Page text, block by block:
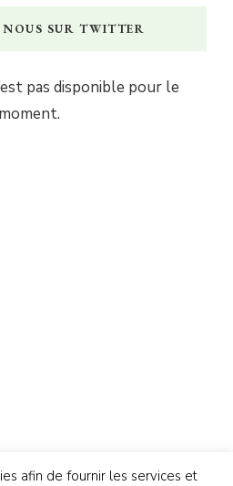
SUR TWITTER
pas disponible pour le
moment.
afin de fournir les services et